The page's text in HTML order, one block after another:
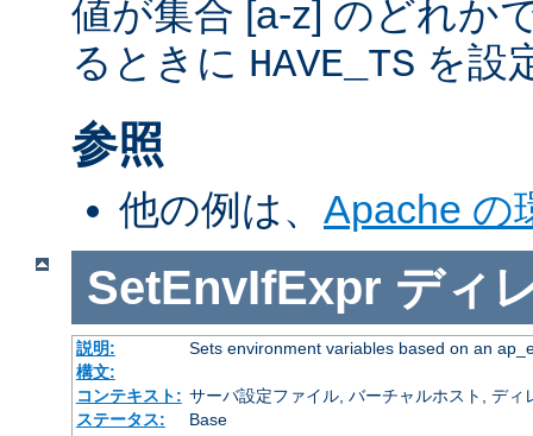
値が集合 [a-z] のどれか
るときに HAVE_TS を設
参照
他の例は、 Apache の
SetEnvIfExpr ディ
説明:
Sets environment variables based on an
構文:
コンテキスト: サーバ設定ファイル, バーチャルホスト, ディ
ステータス:
Base